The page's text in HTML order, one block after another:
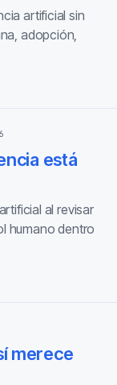
artificial sin
adopción,
está
al revisar
humano dentro
merece